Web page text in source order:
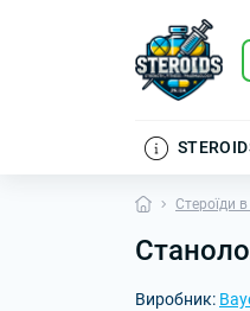
Стероїди
Виробник: